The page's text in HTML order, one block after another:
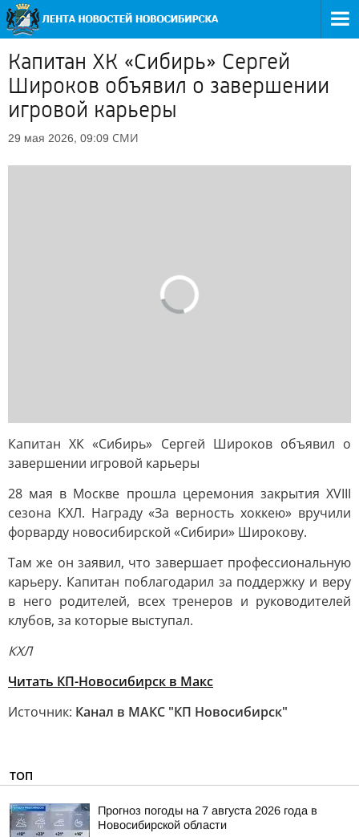
Капитан ХК «Сибирь» Сергей
Широков объявил о завершении
игровой карьеры
29 мая 2026, 09:09 СМИ
Капитан ХК «Сибирь» Сергей Широков объявил о
завершении игровой карьеры
28 мая в Москве прошла церемония закрытия XVIII
сезона КХЛ. Награду «За верность хоккею» вручили
форварду новосибирской «Сибири» Широкову.
Там же он заявил, что завершает профессиональную
карьеру. Капитан поблагодарил за поддержку и веру
в него родителей, всех тренеров и руководителей
клубов, за которые выступал.
КХЛ
Читать КП-Новосибирск в Макс
Источник: Канал в МАКС "КП Новосибирск"
ТОП
Прогноз погоды на 7 августа 2026 года в
Новосибирской области